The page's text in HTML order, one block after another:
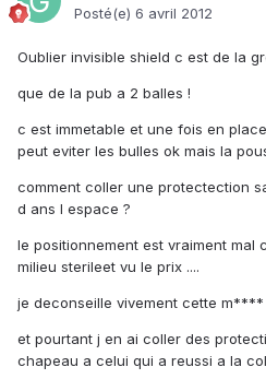
Posté(e) 6 avril 2012
Oublier invisible shield c est de la
que de la pub a 2 balles !
c est immetable et une fois en
peut eviter les bulles ok mais la
comment coller une protectection
d ans l espace ?
le positionnement est vraiment mal
milieu sterileet vu le prix ....
je deconseille vivement cette m****
et pourtant j en ai coller des
chapeau a celui qui a reussi a la